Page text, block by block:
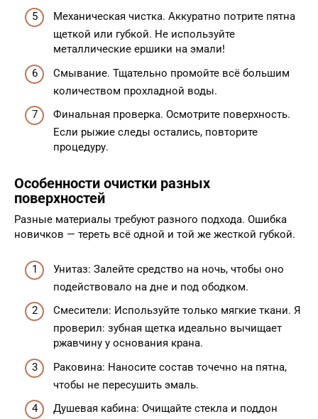
Механическая чистка. Аккуратно потрите пятна
щеткой или губкой. Не используйте
металлические ершики на эмали!
Смывание. Тщательно промойте всё большим
количеством прохладной воды.
Финальная проверка. Осмотрите поверхность.
Если рыжие следы остались, повторите
процедуру.
Особенности очистки разных
поверхностей
Разные материалы требуют разного подхода. Ошибка
новичков — тереть всё одной и той же жесткой губкой.
Унитаз: Залейте средство на ночь, чтобы оно
подействовало на дне и под ободком.
Смесители: Используйте только мягкие ткани. Я
проверил: зубная щетка идеально вычищает
ржавчину у основания крана.
Раковина: Наносите состав точечно на пятна,
чтобы не пересушить эмаль.
Душевая кабина: Очищайте стекла и поддон